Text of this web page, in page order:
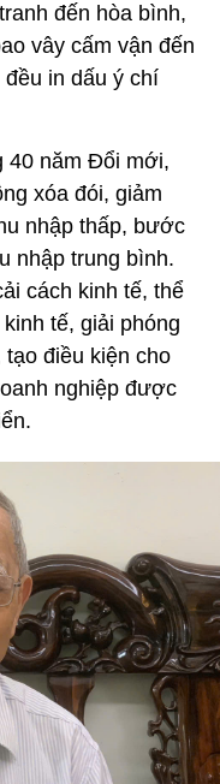
đến hòa bình,
vây cấm vận đến
in dấu ý chí
40 năm Đổi mới,
xóa đói, giảm
nhập thấp, bước
nhập trung bình.
cách kinh tế, thể
tế, giải phóng
điều kiện cho
nghiệp được